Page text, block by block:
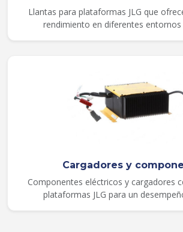
Llantas para plataformas JLG que
rendimiento en diferentes
Cargadores y
Componentes eléctricos y cargadores
plataformas JLG para un